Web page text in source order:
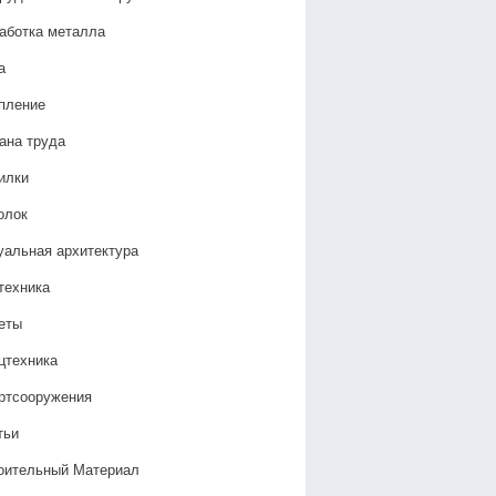
металла
труда
архитектура
Материал